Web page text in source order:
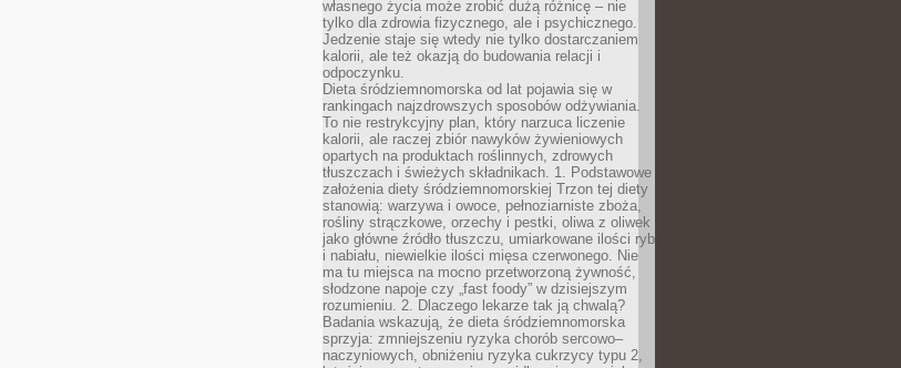
własnego życia może zrobić dużą różnicę – nie
tylko dla zdrowia fizycznego, ale i psychicznego.
Jedzenie staje się wtedy nie tylko dostarczaniem
kalorii, ale też okazją do budowania relacji i
odpoczynku.
Dieta śródziemnomorska od lat pojawia się w
rankingach najzdrowszych sposobów odżywiania.
To nie restrykcyjny plan, który narzuca liczenie
kalorii, ale raczej zbiór nawyków żywieniowych
opartych na produktach roślinnych, zdrowych
tłuszczach i świeżych składnikach. 1. Podstawowe
założenia diety śródziemnomorskiej Trzon tej diety
stanowią: warzywa i owoce, pełnoziarniste zboża,
rośliny strączkowe, orzechy i pestki, oliwa z oliwek
jako główne źródło tłuszczu, umiarkowane ilości ryb
i nabiału, niewielkie ilości mięsa czerwonego. Nie
ma tu miejsca na mocno przetworzoną żywność,
słodzone napoje czy „fast foody” w dzisiejszym
rozumieniu. 2. Dlaczego lekarze tak ją chwalą?
Badania wskazują, że dieta śródziemnomorska
sprzyja: zmniejszeniu ryzyka chorób sercowo–
naczyniowych, obniżeniu ryzyka cukrzycy typu 2,